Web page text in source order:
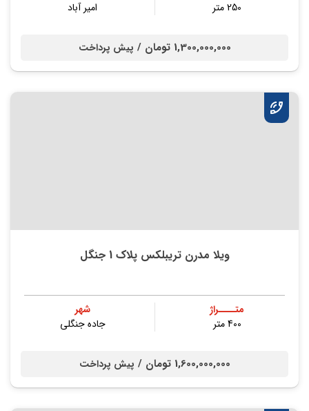
250 متر
امیر آباد
1,300,000,000 تومان / پیش پرداخت
ویلا مدرن تریبلکس پلاک 1 جنگل
متــــراژ
400 متر
شهر
جاده جنگلی
1,600,000,000 تومان / پیش پرداخت